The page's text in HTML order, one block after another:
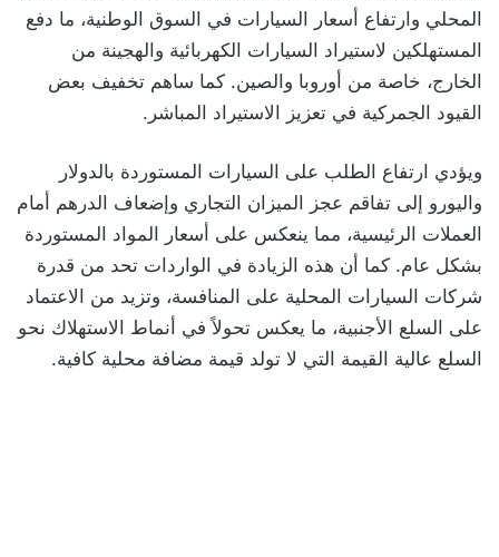
المحلي وارتفاع أسعار السيارات في السوق الوطنية، ما دفع
المستهلكين لاستيراد السيارات الكهربائية والهجينة من
الخارج، خاصة من أوروبا والصين. كما ساهم تخفيف بعض
القيود الجمركية في تعزيز الاستيراد المباشر.
ويؤدي ارتفاع الطلب على السيارات المستوردة بالدولار
واليورو إلى تفاقم عجز الميزان التجاري وإضعاف الدرهم أمام
العملات الرئيسية، مما ينعكس على أسعار المواد المستوردة
بشكل عام. كما أن هذه الزيادة في الواردات تحد من قدرة
شركات السيارات المحلية على المنافسة، وتزيد من الاعتماد
على السلع الأجنبية، ما يعكس تحولاً في أنماط الاستهلاك نحو
السلع عالية القيمة التي لا تولد قيمة مضافة محلية كافية.